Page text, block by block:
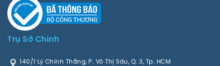
Trụ Sở Chính
140/1 Lý Chính Thắng, P. Võ Thị Sáu, Q. 3, Tp. HCM